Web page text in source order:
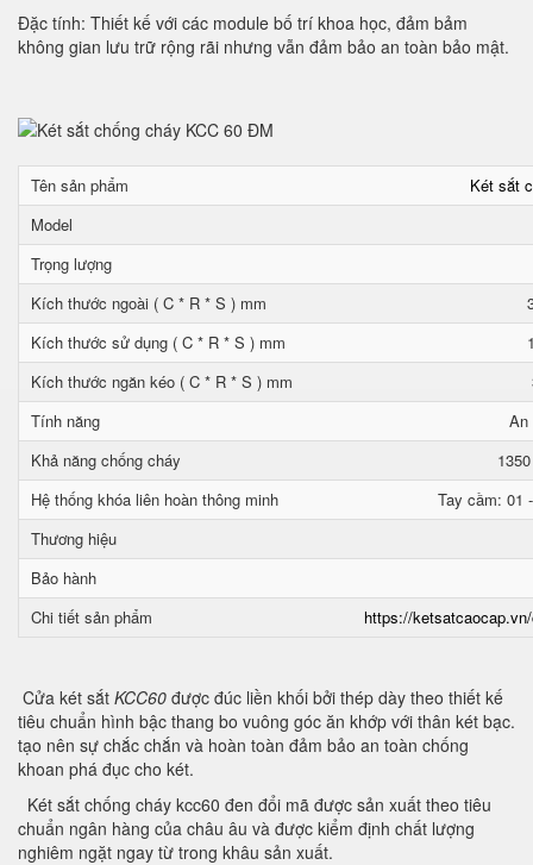
Đặc tính: Thiết kế với các module bố trí khoa học, đảm bảm
không gian lưu trữ rộng rãi nhưng vẫn đảm bảo an toàn bảo mật.
Tên sản phẩm
Két sắt
Model
Trọng lượng
Kích thước ngoài ( C * R * S ) mm
Kích thước sử dụng ( C * R * S ) mm
Kích thước ngăn kéo ( C * R * S ) mm
Tính năng
An
Khả năng chống cháy
Hệ thống khóa liên hoàn thông minh
Tay cầm: 01
Thương hiệu
Bảo hành
Chi tiết sản phẩm
https://
Cửa két sắt KCC60 được đúc liền khối bởi thép dày theo thiết kế
tiêu chuẩn hình bậc thang bo vuông góc ăn khớp với thân két bạc.
tạo nên sự chắc chắn và hoàn toàn đảm bảo an toàn chống
khoan phá đục cho két.
Két sắt chống cháy kcc60 đen đổi mã được sản xuất theo tiêu
chuẩn ngân hàng của châu âu và được kiểm định chất lượng
nghiêm ngặt ngay từ trong khâu sản xuất.